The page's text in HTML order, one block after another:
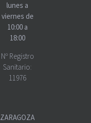
lunes a
viernes de
10:00 a
18:00
Nº Registro
Sanitario:
11976
ZARAGOZA